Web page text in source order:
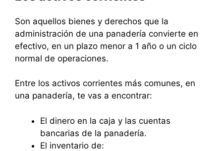
Son aquellos bienes y derechos que la
administración de una panadería convierte en
efectivo, en un plazo menor a 1 año o un ciclo
normal de operaciones.
Entre los activos corrientes más comunes, en
una panadería, te vas a encontrar:
El dinero en la caja y las cuentas
bancarias de la panadería.
El inventario de: